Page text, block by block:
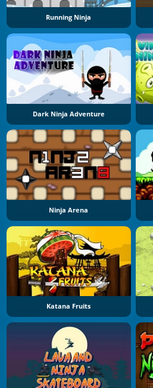
Running Ninja
Dark Ninja Adventure
Ninja Arena
Katana Fruits